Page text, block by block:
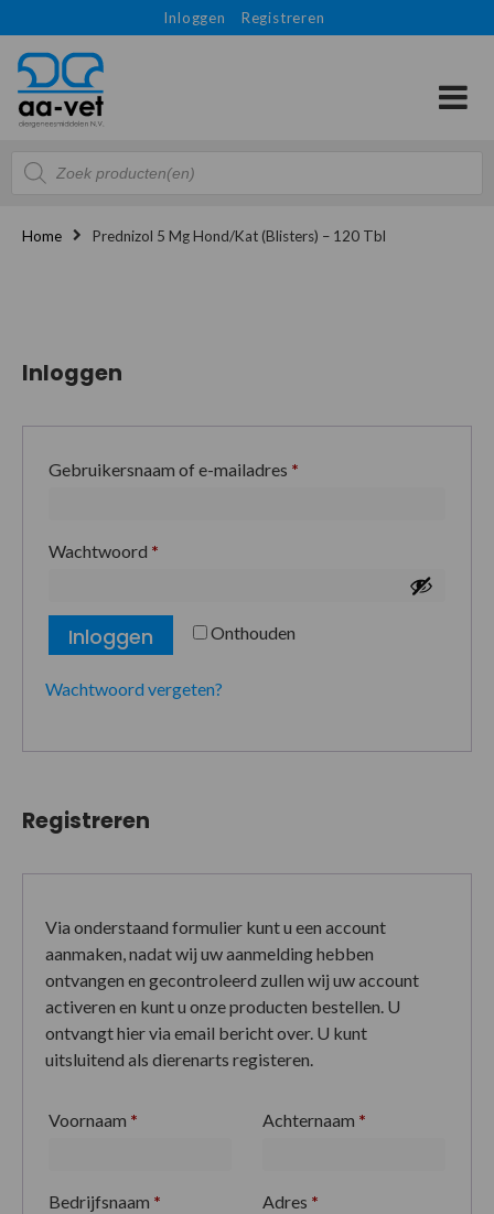
Inloggen Registreren
Producten
zoeken
Home Prednizol 5 Mg Hond/kat (blisters) – 120 Tbl
Inloggen
Gebruikersnaam of e-mailadres *
Wachtwoord *
Onthouden
Inloggen
Wachtwoord vergeten?
Registreren
Via onderstaand formulier kunt u een account
aanmaken, nadat wij uw aanmelding hebben
ontvangen en gecontroleerd zullen wij uw account
activeren en kunt u onze producten bestellen. U
ontvangt hier via email bericht over. U kunt
uitsluitend als dierenarts registeren.
Voornaam * Achternaam *
Bedrijfsnaam * Adres *